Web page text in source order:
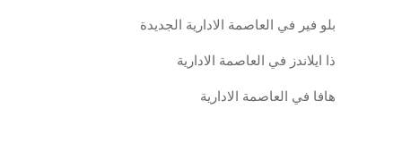
بلو فير في العاصمة الادارية الجديدة
ذا ايلاندز في العاصمة الادارية
هافا في العاصمة الادارية